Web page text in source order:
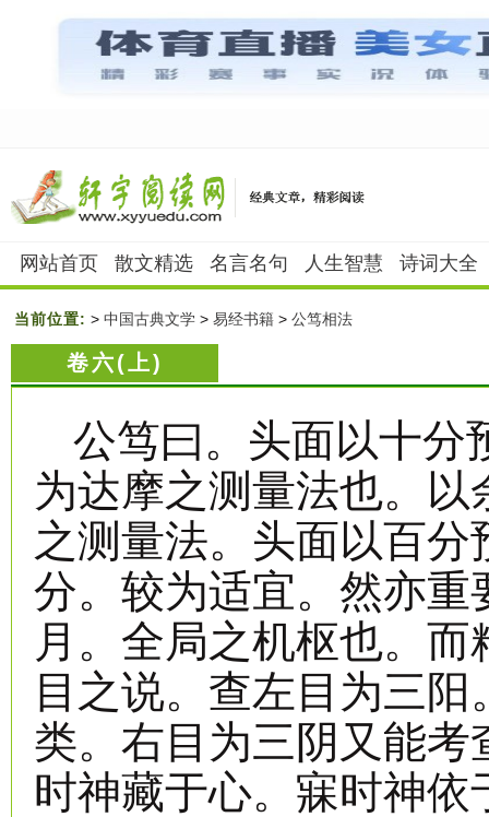
网站首页 散文精选 名言名句 人生智慧 诗词大全
当前位置: > 中国古典文学> 易经书籍> 公笃相法
卷六(上)
公笃曰。头面以十分
为达摩之测量法也。
之测量法。头面以百
分。较为适宜。然亦
月。全局之机枢也。
目之说。查左目为三
类。右目为三阴又能
时神藏于心。寐时神